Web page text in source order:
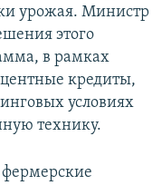
урожая. Министр
этого
в рамках
кредиты,
условиях
технику.
фермерские